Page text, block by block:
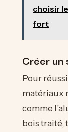
choisir
fort
Créer un
Pour
matériaux
comme
bois traité,